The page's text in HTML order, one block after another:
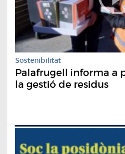
Sostenibilitat
Palafrugell informa a
la gestió de residus